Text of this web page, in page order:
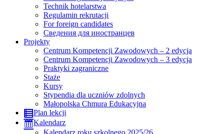
Technik hotelarstwa
Regulamin rekrutacji
For foreign candidates
Сведения для иностранцев
Projekty
Centrum Kompetencji Zawodowych – 2 edycja
Centrum Kompetencji Zawodowych – 3 edycja
Praktyki zagraniczne
Staże
Kursy
Stypendia dla uczniów zdolnych
Małopolska Chmura Edukacyjna
Plan lekcji
Kalendarz
Kalendarz roku szkolnego 2025/26